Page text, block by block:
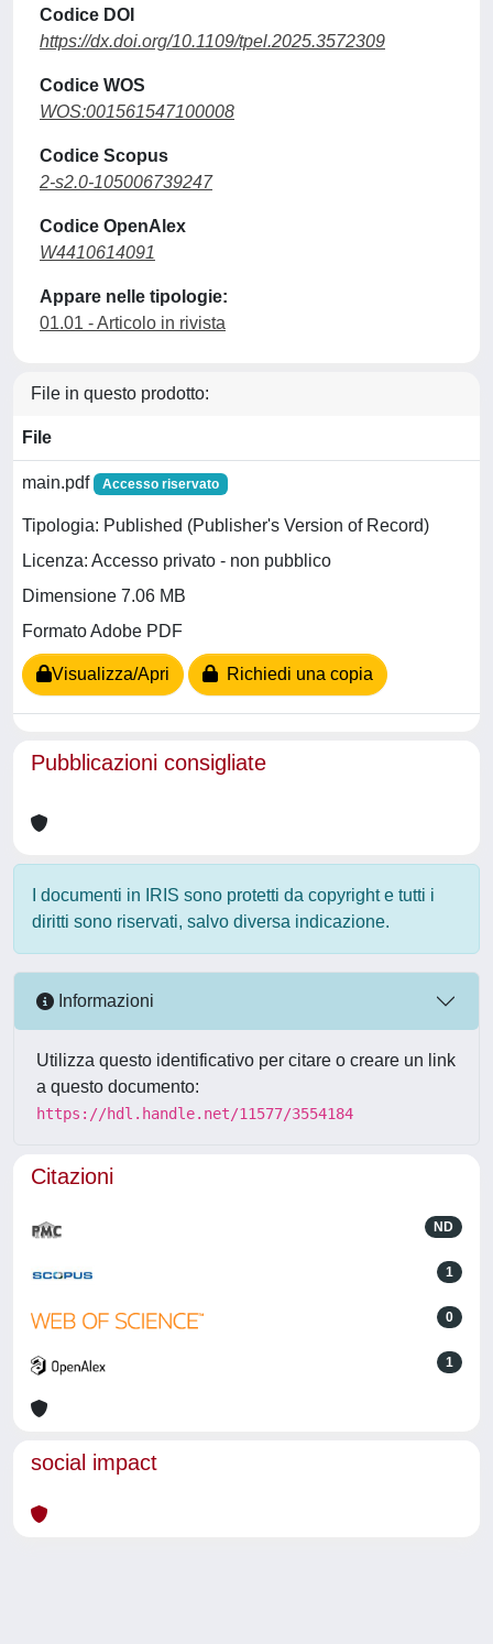
Codice DOI
https://dx.doi.org/10.1109/tpel.2025.3572309
Codice WOS
WOS:001561547100008
Codice Scopus
2-s2.0-105006739247
Codice OpenAlex
W4410614091
Appare nelle tipologie:
01.01 - Articolo in rivista
File in questo prodotto:
File
main.pdf Accesso riservato
Tipologia: Published (Publisher's Version of Record)
Licenza: Accesso privato - non pubblico
Dimensione 7.06 MB
Formato Adobe PDF
Visualizza/Apri Richiedi una copia
Pubblicazioni consigliate
I documenti in IRIS sono protetti da copyright e tutti i
diritti sono riservati, salvo diversa indicazione.
Informazioni
Utilizza questo identificativo per citare o creare un link
a questo documento:
https://hdl.handle.net/11577/3554184
Citazioni
ND
1
0
1
social impact